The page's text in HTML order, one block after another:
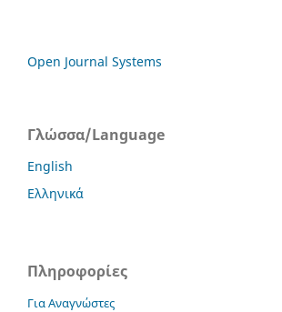
Open Journal Systems
Γλώσσα/Language
English
Ελληνικά
Πληροφορίες
Για Αναγνώστες